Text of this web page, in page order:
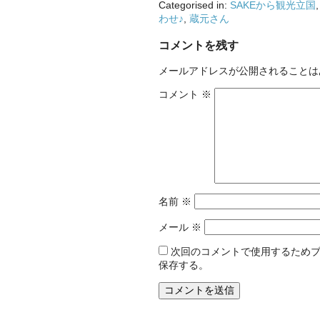
Categorised in: SAKEから観光立国
わせ♪ 蔵元さん
コメントを残す
メールアドレスが公開されること
コメント ※
名前 ※
メール ※
次回のコメントで使用するため
保存する。